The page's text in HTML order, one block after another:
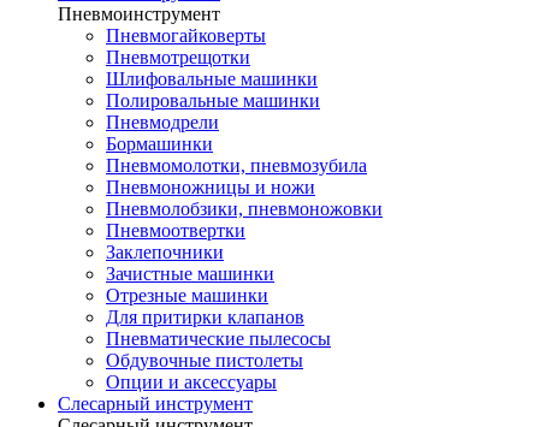
Пневмоинструмент
Пневмогайковерты
Пневмотрещотки
Шлифовальные машинки
Полировальные машинки
Пневмодрели
Бормашинки
Пневмомолотки, пневмозубила
Пневмоножницы и ножи
Пневмолобзики, пневмоножовки
Пневмоотвертки
Заклепочники
Зачистные машинки
Отрезные машинки
Для притирки клапанов
Пневматические пылесосы
Обдувочные пистолеты
Опции и аксессуары
Слесарный инструмент